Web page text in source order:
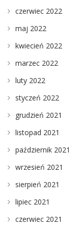
czerwiec 2022
maj 2022
kwiecień 2022
marzec 2022
luty 2022
styczeń 2022
grudzień 2021
listopad 2021
październik 2021
wrzesień 2021
sierpień 2021
lipiec 2021
czerwiec 2021